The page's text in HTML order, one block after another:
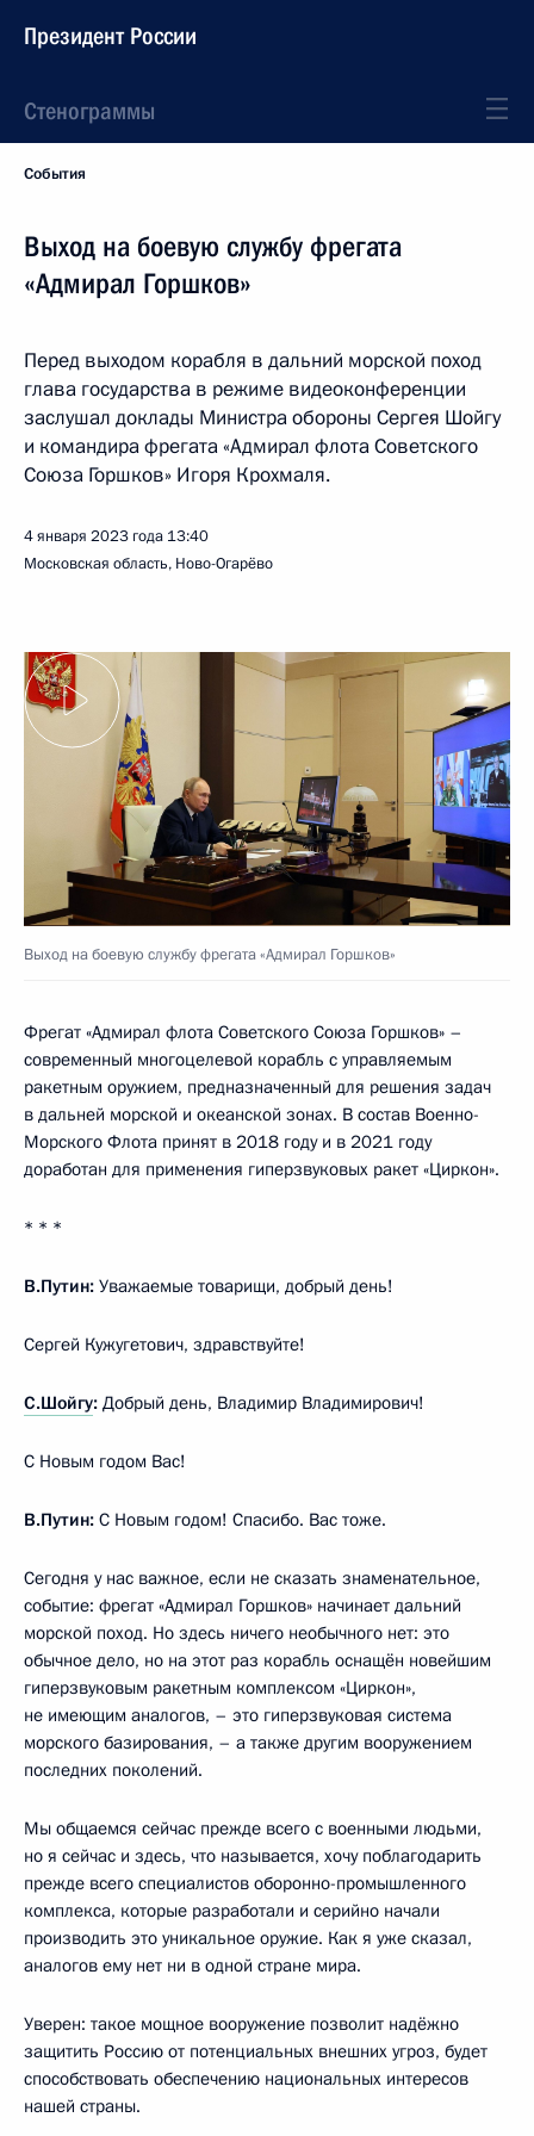
Президент России
Стенограммы
События
Выход на боевую службу фрегата
«Адмирал Горшков»
Перед выходом корабля в дальний морской поход
глава государства в режиме видеоконференции
заслушал доклады Министра обороны Сергея Шойгу
и командира фрегата «Адмирал флота Советского
Союза Горшков» Игоря Крохмаля.
4 января 2023 года 13:40
Московская область, Ново-Огарёво
Выход на боевую службу фрегата «Адмирал Горшков»
Фрегат «Адмирал флота Советского Союза Горшков» –
современный многоцелевой корабль с управляемым
ракетным оружием, предназначенный для решения задач
в дальней морской и океанской зонах. В состав Военно-
Морского Флота принят в 2018 году и в 2021 году
доработан для применения гиперзвуковых ракет «Циркон».
* * *
В.Путин: Уважаемые товарищи, добрый день!
Сергей Кужугетович, здравствуйте!
С.Шойгу: Добрый день, Владимир Владимирович!
С Новым годом Вас!
В.Путин: С Новым годом! Спасибо. Вас тоже.
Сегодня у нас важное, если не сказать знаменательное,
событие: фрегат «Адмирал Горшков» начинает дальний
морской поход. Но здесь ничего необычного нет: это
обычное дело, но на этот раз корабль оснащён новейшим
гиперзвуковым ракетным комплексом «Циркон»,
не имеющим аналогов, – это гиперзвуковая система
морского базирования, – а также другим вооружением
последних поколений.
Мы общаемся сейчас прежде всего с военными людьми,
но я сейчас и здесь, что называется, хочу поблагодарить
прежде всего специалистов оборонно-промышленного
комплекса, которые разработали и серийно начали
производить это уникальное оружие. Как я уже сказал,
аналогов ему нет ни в одной стране мира.
Уверен: такое мощное вооружение позволит надёжно
защитить Россию от потенциальных внешних угроз, будет
способствовать обеспечению национальных интересов
нашей страны.